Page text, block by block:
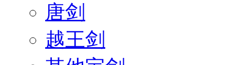
唐剑
越王剑